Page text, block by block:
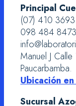
Principal
(07) 410
098 484 8473
Manuel J Calle
Paucarbamba.
Ubicación
Sucursal